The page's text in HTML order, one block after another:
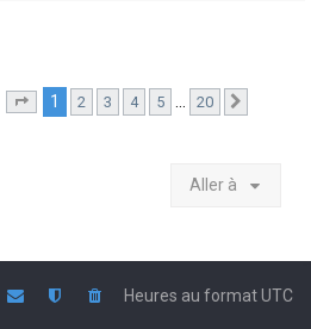
Page sur20
1 2 3 4 5 … 20
Aller à
Heures au formatUTC